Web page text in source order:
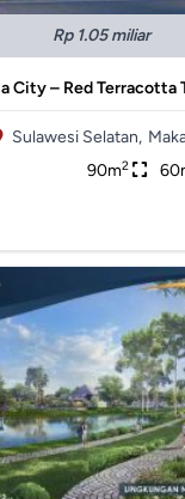
Rp 1.05 miliar
City – Red Terracotta
Sulawesi Selatan,
90m2